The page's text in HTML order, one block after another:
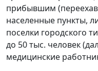
прибывшим
населенные пункты,
поселки городского
до 50 тыс. человек
медицинские